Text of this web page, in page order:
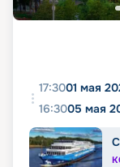
17:3001 мая
16:3005 мая